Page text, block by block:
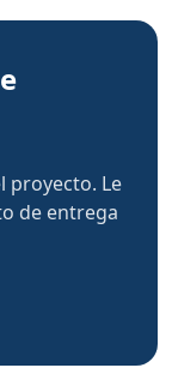
proyecto. Le
de entrega